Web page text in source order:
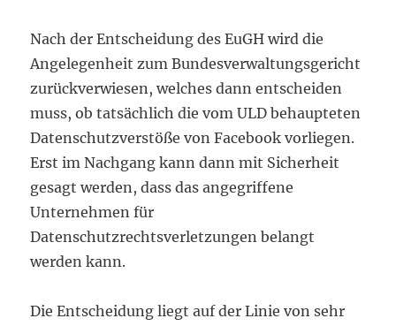
Nach der Entscheidung des EuGH wird die
Angelegenheit zum Bundesverwaltungsgericht
zurückverwiesen, welches dann entscheiden
muss, ob tatsächlich die vom ULD behaupteten
Datenschutzverstöße von Facebook vorliegen.
Erst im Nachgang kann dann mit Sicherheit
gesagt werden, dass das angegriffene
Unternehmen für
Datenschutzrechtsverletzungen belangt
werden kann.
Die Entscheidung liegt auf der Linie von sehr